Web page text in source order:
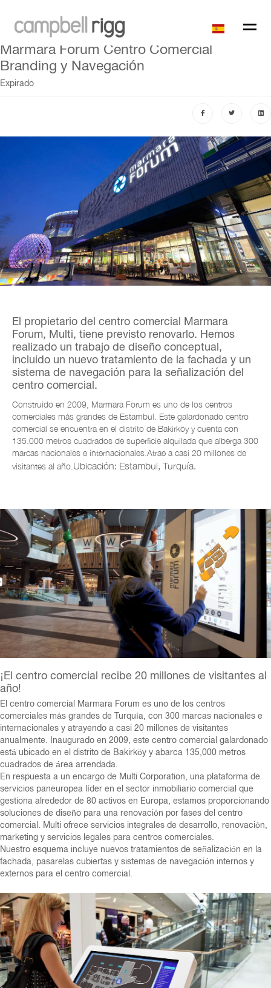
Marmara Forum Centro Comercial
Branding y Navegación
Expirado
El propietario del centro comercial Marmara
Forum, Multi, tiene previsto renovarlo. Hemos
realizado un trabajo de diseño conceptual,
incluido un nuevo tratamiento de la fachada y un
sistema de navegación para la señalización del
centro comercial.
Construido en 2009, Marmara Forum es uno de los centros
comerciales más grandes de Estambul. Este galardonado centro
comercial se encuentra en el distrito de Bakirköy y cuenta con
135.000 metros cuadrados de superficie alquilada que alberga 300
marcas nacionales e internacionales. Atrae a casi 20 millones de
visitantes al año. Ubicación: Estambul, Turquía.
¡El centro comercial recibe 20 millones de visitantes al
año!
El centro comercial Marmara Forum es uno de los centros
comerciales más grandes de Turquía, con 300 marcas nacionales e
internacionales y atrayendo a casi 20 millones de visitantes
anualmente. Inaugurado en 2009, este centro comercial galardonado
está ubicado en el distrito de Bakirköy y abarca 135,000 metros
cuadrados de área arrendada.
En respuesta a un encargo de Multi Corporation, una plataforma de
servicios paneuropea líder en el sector inmobiliario comercial que
gestiona alrededor de 80 activos en Europa, estamos proporcionando
soluciones de diseño para una renovación por fases del centro
comercial. Multi ofrece servicios integrales de desarrollo, renovación,
marketing y servicios legales para centros comerciales.
Nuestro esquema incluye nuevos tratamientos de señalización en la
fachada, pasarelas cubiertas y sistemas de navegación internos y
externos para el centro comercial.